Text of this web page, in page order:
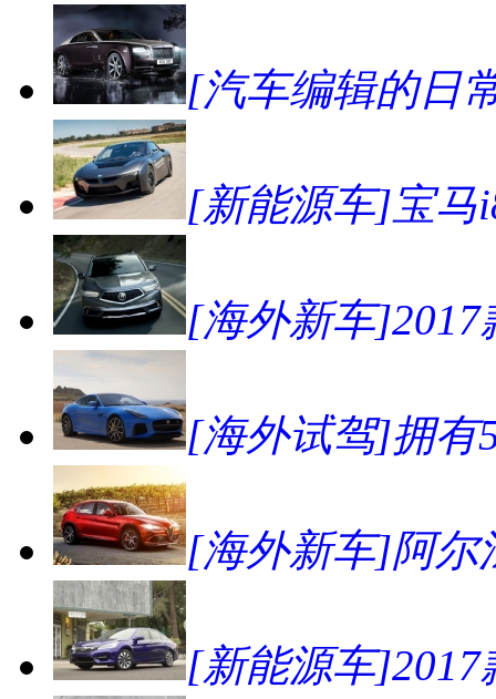
[汽车编辑的日
[新能源车]宝马
[海外新车]2017
[海外试驾]拥有
[海外新车]阿尔
[新能源车